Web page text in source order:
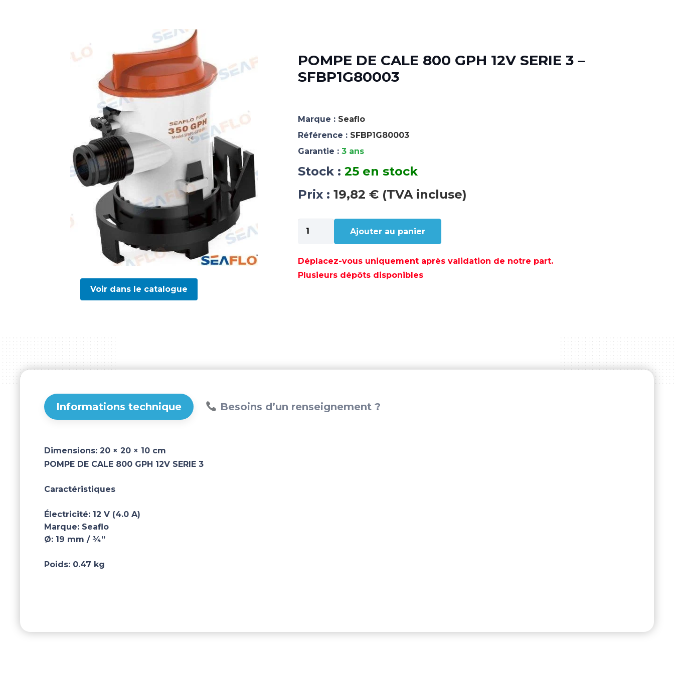
Voir dans le catalogue
POMPE DE CALE 800 GPH 12V SERIE 3 –
SFBP1G80003
Marque : Seaflo
Référence : SFBP1G80003
Garantie : 3 ans
Stock : 25 en stock
Prix : 19,82 € (TVA incluse)
quantité
de
DE
CALE
Ajouter au panier
Déplacez-vous uniquement après validation de notre part.
Plusieurs dépôts disponibles
Informations technique Besoins d’un renseignement ?
Dimensions: 20 × 20 × 10 cm
POMPE DE CALE 800 GPH 12V SERIE 3
Caractéristiques
Électricité: 12 V (4.0 A)
Marque: Seaflo
Ø: 19 mm / ¾”
Poids: 0.47 kg